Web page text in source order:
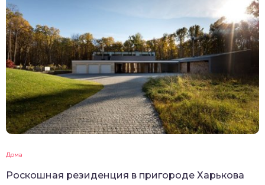
Дома
Роскошная резиденция в пригороде Харькова